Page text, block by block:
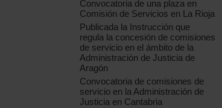
Convocatoria de una plaza en
Comisión de Servicios en La Rioja
Publicada la Instrucción que
regula la concesión de comisiones
de servicio en el ámbito de la
Administración de Justicia de
Aragón
Convocatoria de comisiones de
servicio en la Administración de
Justicia en Cantabria